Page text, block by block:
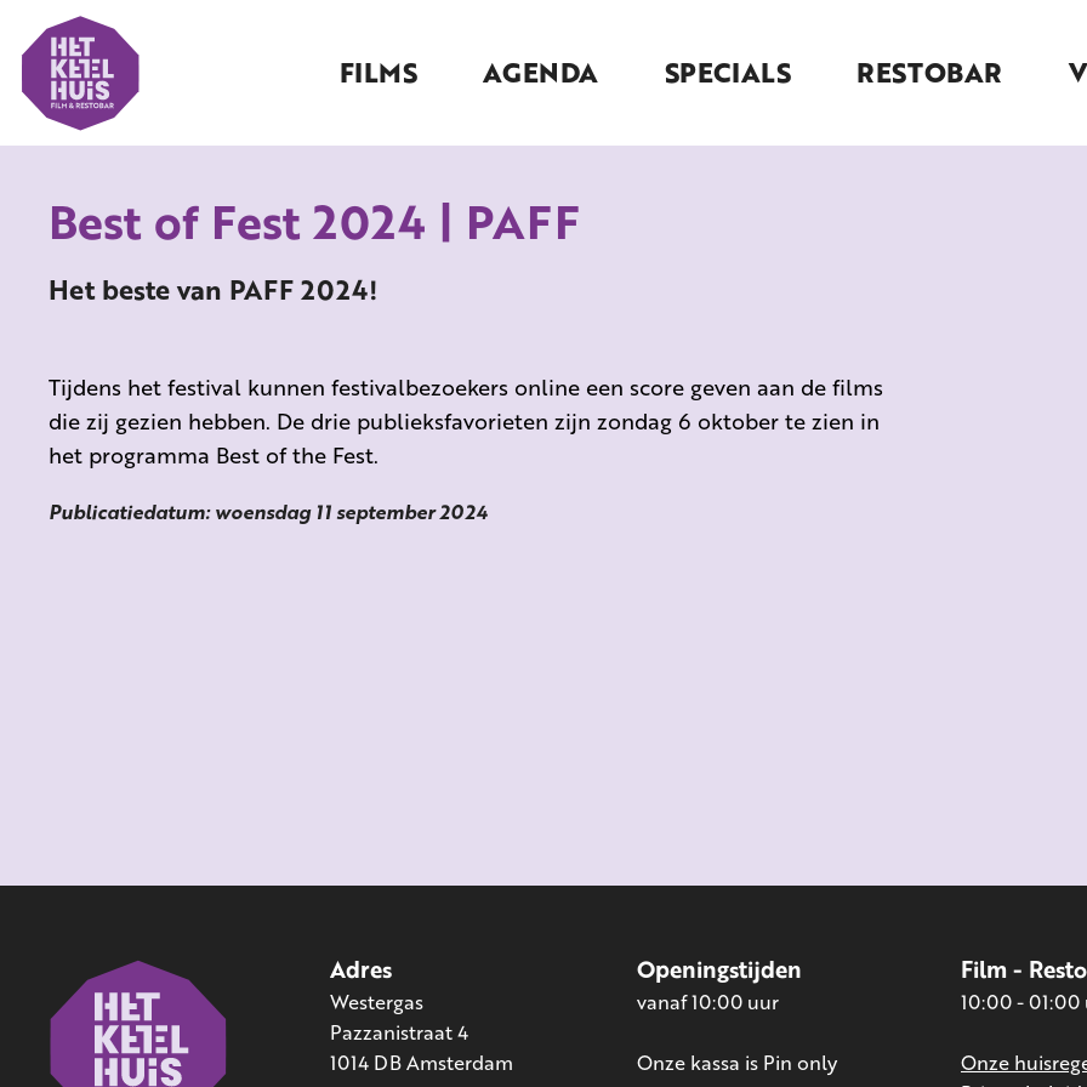
FILMS AGENDA SPECIALS RESTOBAR
Best of Fest 2024 | PAFF
Het beste van PAFF 2024!
Tijdens het festival kunnen festivalbezoekers online een score geven aan de films
die zij gezien hebben. De drie publieksfavorieten zijn zondag 6 oktober te zien in
het programma Best of the Fest.
Publicatiedatum: woensdag 11 september 2024
Adres
Westergas
Pazzanistraat 4
1014 DB Amsterdam
Openingstijden
vanaf 10:00 uur
Onze kassa is Pin only
Film -
10:00 - 01:00
Onze